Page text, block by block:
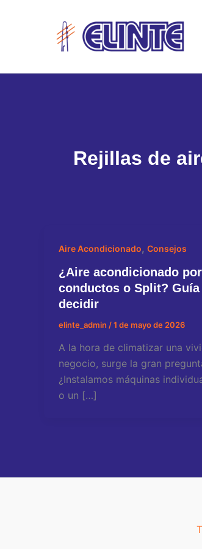
Rejillas de
Aire Acondicionado, Consejos
¿Aire acondicionado por
conductos o Split? Guía
decidir
elinte_admin /1 de mayo de 2026
A la hora de climatizar una
negocio, surge la gran
¿Instalamos máquinas
o un […]